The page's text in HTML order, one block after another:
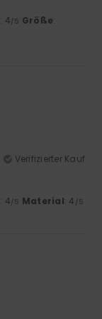
: 4/5 Größe:
Verifizierter Kauf
: 4/5 Material: 4 /5